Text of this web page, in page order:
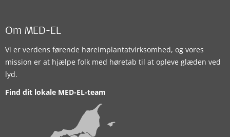
Om MED-EL
Vi er verdens førende høreimplantatvirksomhed, og vores
mission er at hjælpe folk med høretab til at opleve glæden ved
lyd.
Find dit lokale MED-EL-team